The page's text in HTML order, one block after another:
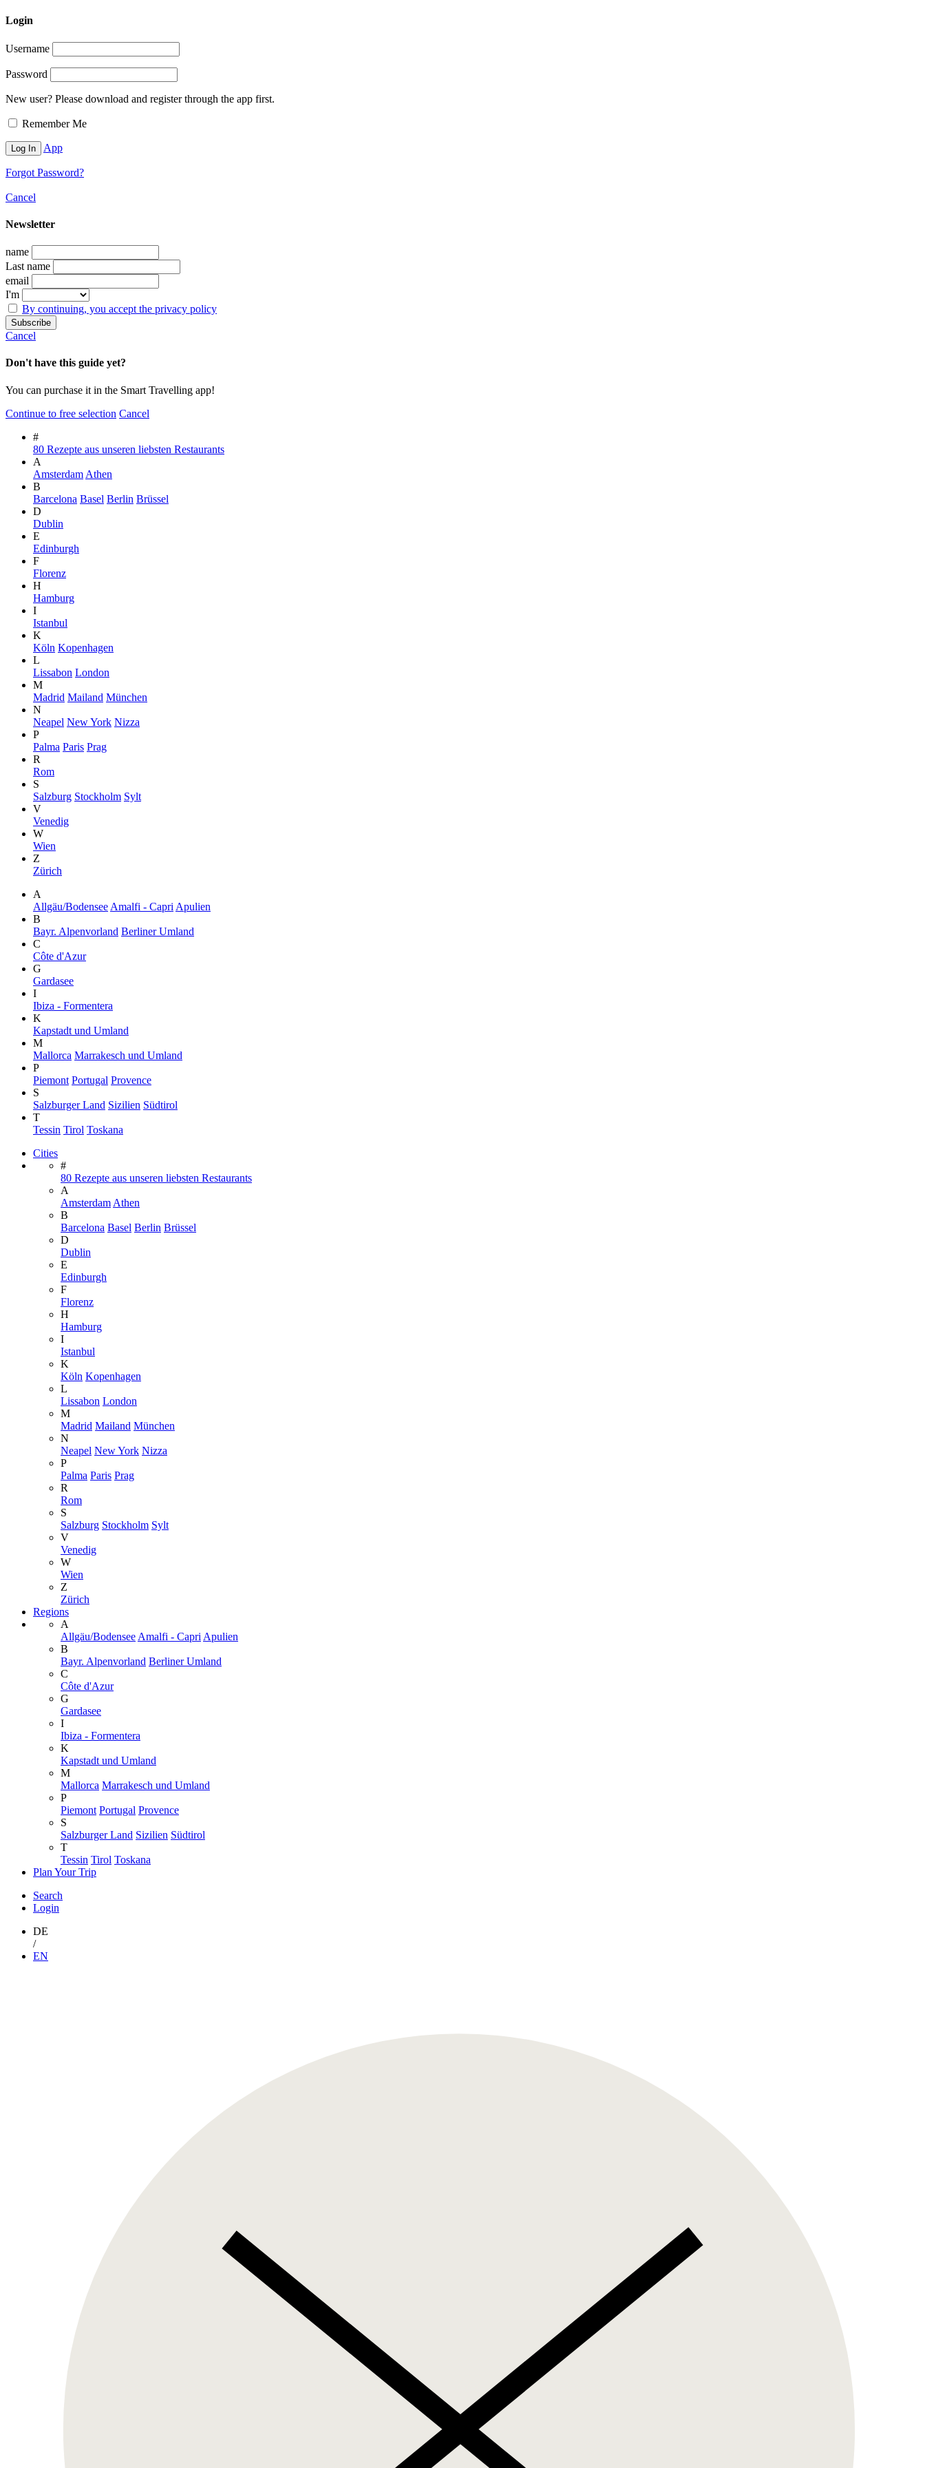
Login
Username
Password
New user? Please download and register through the app first.
Remember Me
App
Forgot Password?
Cancel
Newsletter
name
Last name
email
I'm
By continuing, you accept the privacy policy
Cancel
Don't have this guide yet?
You can purchase it in the Smart Travelling app!
Continue to free selection Cancel
#
80 Rezepte aus unseren liebsten Restaurants
A
Amsterdam Athen
B
Barcelona Basel Berlin Brüssel
D
Dublin
E
Edinburgh
F
Florenz
H
Hamburg
I
Istanbul
K
Köln Kopenhagen
L
Lissabon London
M
Madrid Mailand München
N
Neapel New York Nizza
P
Palma Paris Prag
R
Rom
S
Salzburg Stockholm Sylt
V
Venedig
W
Wien
Z
Zürich
A
Allgäu/Bodensee Amalfi - Capri Apulien
B
Bayr. Alpenvorland Berliner Umland
C
Côte d'Azur
G
Gardasee
I
Ibiza - Formentera
K
Kapstadt und Umland
M
Mallorca Marrakesch und Umland
P
Piemont Portugal Provence
S
Salzburger Land Sizilien Südtirol
T
Tessin Tirol Toskana
Cities
#
80 Rezepte aus unseren liebsten Restaurants
A
Amsterdam Athen
B
Barcelona Basel Berlin Brüssel
D
Dublin
E
Edinburgh
F
Florenz
H
Hamburg
I
Istanbul
K
Köln Kopenhagen
L
Lissabon London
M
Madrid Mailand München
N
Neapel New York Nizza
P
Palma Paris Prag
R
Rom
S
Salzburg Stockholm Sylt
V
Venedig
W
Wien
Z
Zürich
Regions
A
Allgäu/Bodensee Amalfi - Capri Apulien
B
Bayr. Alpenvorland Berliner Umland
C
Côte d'Azur
G
Gardasee
I
Ibiza - Formentera
K
Kapstadt und Umland
M
Mallorca Marrakesch und Umland
P
Piemont Portugal Provence
S
Salzburger Land Sizilien Südtirol
T
Tessin Tirol Toskana
Plan Your Trip
Search
Login
DE
/
EN